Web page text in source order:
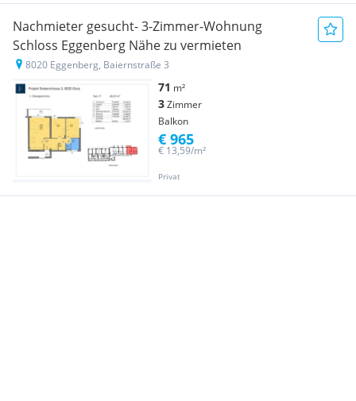
Nachmieter gesucht- 3-Zimmer-Wohnung
Schloss Eggenberg Nähe zu vermieten
8020 Eggenberg, Baiernstraße 3
71 m²
3Zimmer
Balkon
Privat
€ 13,59/m²
€ 965